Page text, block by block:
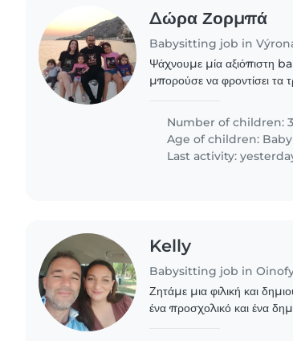
Δώρα Ζορμπά
Babysitting job in
Ψάχνουμε μία αξιόπιστη
μπορούσε να φροντίσει τα
Number of children: 3
Age of children: Baby
Last activity:
Kelly
Babysitting job in
Ζητάμε μια φιλική και
ένα προσχολικό και ένα